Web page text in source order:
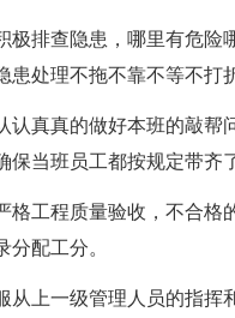
极排查隐患，哪里有危险
患处理不拖不靠不等不打
认真真的做好本班的敲帮
保当班员工都按规定带齐
格工程质量验收，不合格
分配工分。
从上一级管理人员的指挥